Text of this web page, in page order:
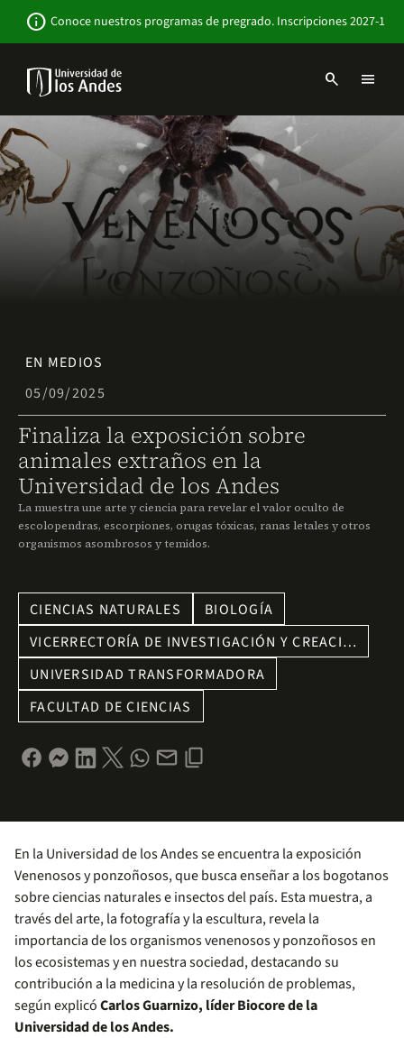
contenido
info Conoce nuestros programas de pregrado. Inscripciones 2027-1
Navbar
-
Sitio
Institucional
search menu
EN MEDIOS
05/09/2025
Finaliza la exposición sobre
animales extraños en la
Universidad de los Andes
La muestra une arte y ciencia para revelar el valor oculto de
escolopendras, escorpiones, orugas tóxicas, ranas letales y otros
organismos asombrosos y temidos.
CIENCIAS NATURALES
BIOLOGÍA
VICERRECTORÍA DE INVESTIGACIÓN Y CREACI…
UNIVERSIDAD TRANSFORMADORA
FACULTAD DE CIENCIAS
En la Universidad de los Andes se encuentra la exposición
Venenosos y ponzoñosos, que busca enseñar a los bogotanos
sobre ciencias naturales e insectos del país. Esta muestra, a
través del arte, la fotografía y la escultura, revela la
importancia de los organismos venenosos y ponzoñosos en
los ecosistemas y en nuestra sociedad, destacando su
contribución a la medicina y la resolución de problemas,
según explicóCarlos Guarnizo, líder Biocore de la
Universidad de los Andes.